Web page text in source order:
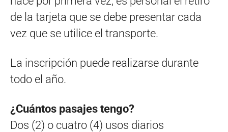
de la tarjeta que se debe presentar cada
vez que se utilice el transporte.
La inscripción puede realizarse durante
todo el año.
¿Cuántos pasajes tengo?
Dos (2) o cuatro (4) usos diarios